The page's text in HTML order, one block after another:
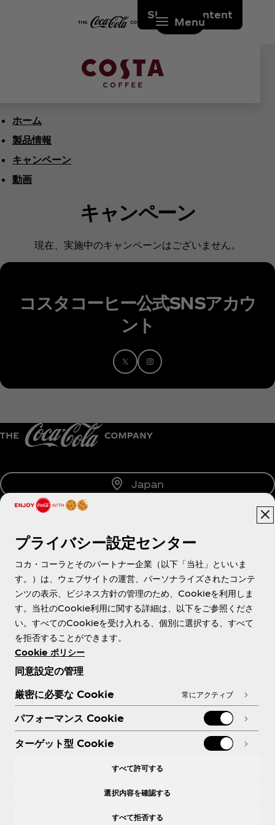
Skip to content
Menu
ホーム
製品情報
キャンペーン
動画
キャンペーン
現在、実施中のキャンペーンはございません。
コスタコーヒー公式SNSアカウ
ント
Japan
About us
Need help?
各種ポリシー
プライバシー設定センター
コカ・コーラとそのパートナー企業（以下「当社」といいま
す。）は、ウェブサイトの運営、パーソナライズされたコンテ
ンツの表示、ビジネス方針の管理のため、Cookieを利用しま
す。当社のCookie利用に関する詳細は、以下をご参照くださ
い。すべてのCookieを受け入れる、個別に選択する、すべて
を拒否することができます。
Cookie ポリシー
同意設定の管理
厳密に必要な Cookie
常にアクティブ
パフォーマンス Cookie
ターゲット型 Cookie
すべて許可する
すべて拒否する
選択内容を確認する